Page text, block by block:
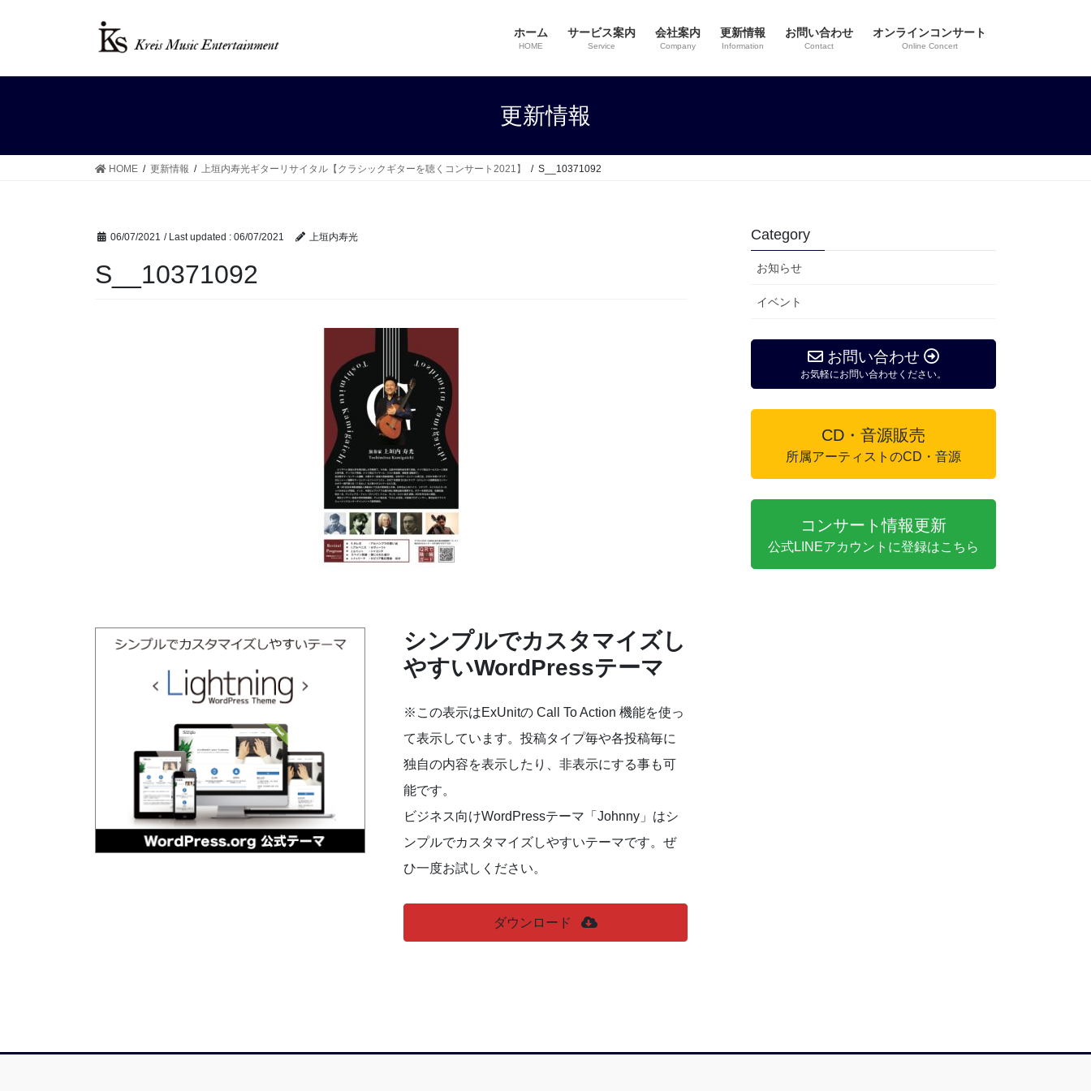
ホーム
HOME
サービス案内
Service
会社案内
Company
更新情報
Information
お問い合わせ
Contact
オンラインコンサート
Online Concert
更新情報
HOME 更新情報 上垣内寿光ギターリサイタル【クラシックギターを聴くコンサート2021】 S__10371092
06/07/2021 / Last updated : 06/07/2021 上垣内寿光
S__10371092
シンプルでカスタマイズし
やすいWordPressテーマ
※この表示はExUnitの Call To Action 機能を使っ
て表示しています。投稿タイプ毎や各投稿毎に
独自の内容を表示したり、非表示にする事も可
能です。
ビジネス向けWordPressテーマ「Johnny」はシ
ンプルでカスタマイズしやすいテーマです。ぜ
ひ一度お試しください。
ダウンロード
Category
お知らせ
イベント
お問い合わせ
お気軽にお問い合わせください。
CD・音源販売
所属アーティストのCD・音源
コンサート情報更新
公式LINEアカウントに登録はこちら